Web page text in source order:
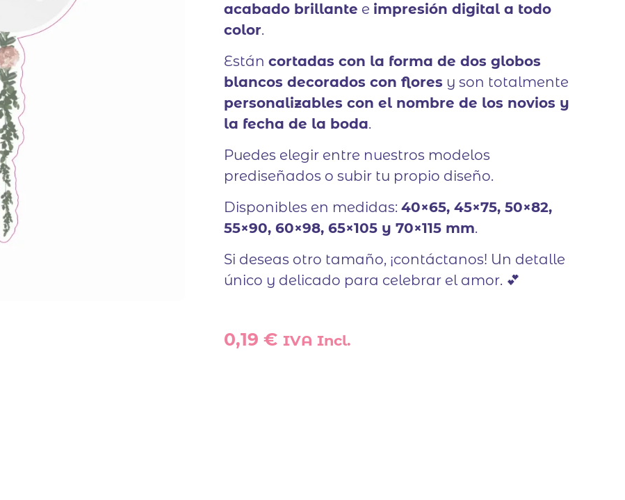
acabado brillante e impresión digital a todo
color.
Estáncortadas con la forma de dos globos
blancos decorados con flores y son totalmente
personalizables con el nombre de los novios y
la fecha de la boda.
Puedes elegir entre nuestros modelos
prediseñados o subir tu propio diseño.
Disponibles en medidas:40×65, 45×75, 50×82,
55×90, 60×98, 65×105 y 70×115 mm.
Si deseas otro tamaño, ¡contáctanos! Un detalle
único y delicado para celebrar el amor. 💕
0,19€ IVA Incl.